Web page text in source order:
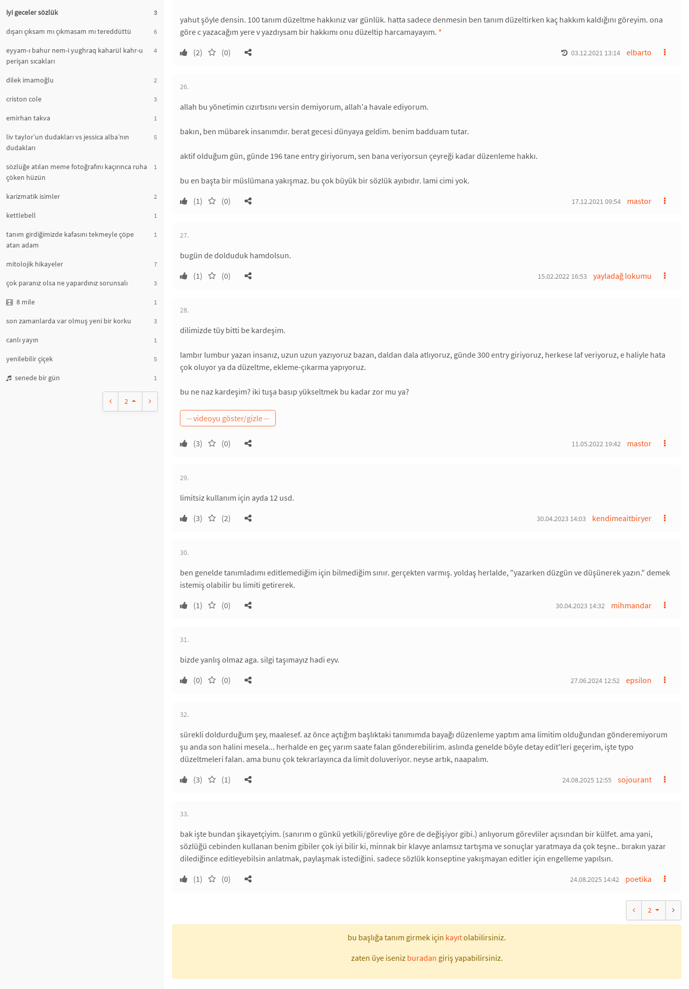
iyi geceler sözlük 3
dışarı çıksam mı çıkmasam mı tereddüttü 6
eyyam-ı bahur nem-i yughraq kaharül kahr-u
perişan sıcakları
4
dilek imamoğlu 2
criston cole 3
emirhan takva 1
liv taylor’un dudakları vs jessica alba’nın
dudakları
5
sözlüğe atılan meme fotoğrafını kaçırınca ruha
çöken hüzün
1
karizmatik isimler 2
kettlebell 1
tanım girdiğimizde kafasını tekmeyle çöpe
atan adam
1
mitolojik hikayeler 7
çok paranız olsa ne yapardınız sorunsalı 3
8 mile 1
son zamanlarda var olmuş yeni bir korku 3
canlı yayın 1
yenilebilir çiçek 5
senede bir gün 1
2
yahut şöyle densin. 100 tanım düzeltme hakkınız var günlük. hatta sadece denmesin ben tanım düzeltirken kaç hakkım kaldığını göreyim. ona
göre c yazacağım yere v yazdıysam bir hakkımı onu düzeltip harcamayayım. *
(2)
(0) elbarto
03.12.2021 13:14
26.
allah bu yönetimin cızırtısını versin demiyorum, allah'a havale ediyorum.
bakın, ben mübarek insanımdır. berat gecesi dünyaya geldim. benim badduam tutar.
aktif olduğum gün, günde 196 tane entry giriyorum, sen bana veriyorsun çeyreği kadar düzenleme hakkı.
bu en başta bir müslümana yakışmaz. bu çok büyük bir sözlük ayıbıdır. lami cimi yok.
(1)
(0) mastor
17.12.2021 09:54
27.
bugün de dolduduk hamdolsun.
(1)
(0) yayladağ lokumu
15.02.2022 16:53
28.
dilimizde tüy bitti be kardeşim.
lambır lumbur yazan insanız, uzun uzun yazıyoruz bazan, daldan dala atlıyoruz, günde 300 entry giriyoruz, herkese laf veriyoruz, e haliyle hata
çok oluyor ya da düzeltme, ekleme-çıkarma yapıyoruz.
bu ne naz kardeşim? iki tuşa basıp yükseltmek bu kadar zor mu ya?
(3) (0) mastor
11.05.2022 19:42
29.
limitsiz kullanım için ayda 12 usd.
(3)
(2) kendimeaitbiryer
30.04.2023 14:03
30.
ben genelde tanımladımı editlemediğim için bilmediğim sınır. gerçekten varmış. yoldaş herlalde, "yazarken düzgün ve düşünerek yazın." demek
istemiş olabilir bu limiti getirerek.
(1)
(0) mihmandar
30.04.2023 14:32
31.
bizde yanlış olmaz aga. silgi taşımayız hadi eyv.
(0)
(0) epsilon
27.06.2024 12:52
32.
sürekli doldurduğum şey, maalesef. az önce açtığım başlıktaki tanımımda bayağı düzenleme yaptım ama limitim olduğundan gönderemiyorum
şu anda son halini mesela... herhalde en geç yarım saate falan gönderebilirim. aslında genelde böyle detay edit'leri geçerim, işte typo
düzeltmeleri falan. ama bunu çok tekrarlayınca da limit doluveriyor. neyse artık, naapalım.
(3)
(1) sojourant
24.08.2025 12:55
33.
bak işte bundan şikayetçiyim. (sanırım o günkü yetkili/görevliye göre de değişiyor gibi.) anlıyorum görevliler açısından bir külfet. ama yani,
sözlüğü cebinden kullanan benim gibiler çok iyi bilir ki, minnak bir klavye anlamsız tartışma ve sonuçlar yaratmaya da çok teşne.. bırakın yazar
dilediğince editleyebilsin anlatmak, paylaşmak istediğini. sadece sözlük konseptine yakışmayan editler için engelleme yapılsın.
(1)
(0) poetika
24.08.2025 14:42
2
bu başlığa tanım girmek için kayıtolabilirsiniz.
zaten üye iseniz buradan giriş yapabilirsiniz.